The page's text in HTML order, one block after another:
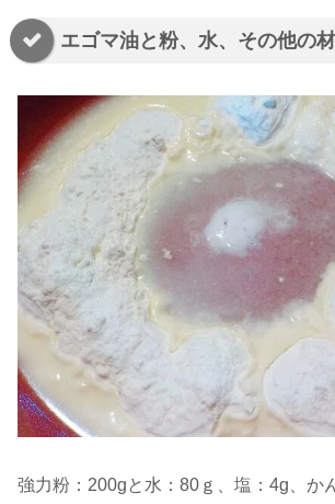
エゴマ油と粉、水、その他の
強力粉：200gと水：80ｇ、塩：4g、か